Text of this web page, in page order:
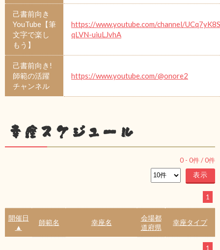
己書前向き
YouTube【筆
文字で楽し
もう】
https://www.youtube.com/channel/
qLVN-uiuLJvhA
己書前向き!
師範の活躍
チャンネル
https://www.youtube.com/@onore2
幸座スケジュール
0 - 0件 /0件
1
開催日
▲
師範名 幸座名
会場都
道府県
幸座タイプ
1